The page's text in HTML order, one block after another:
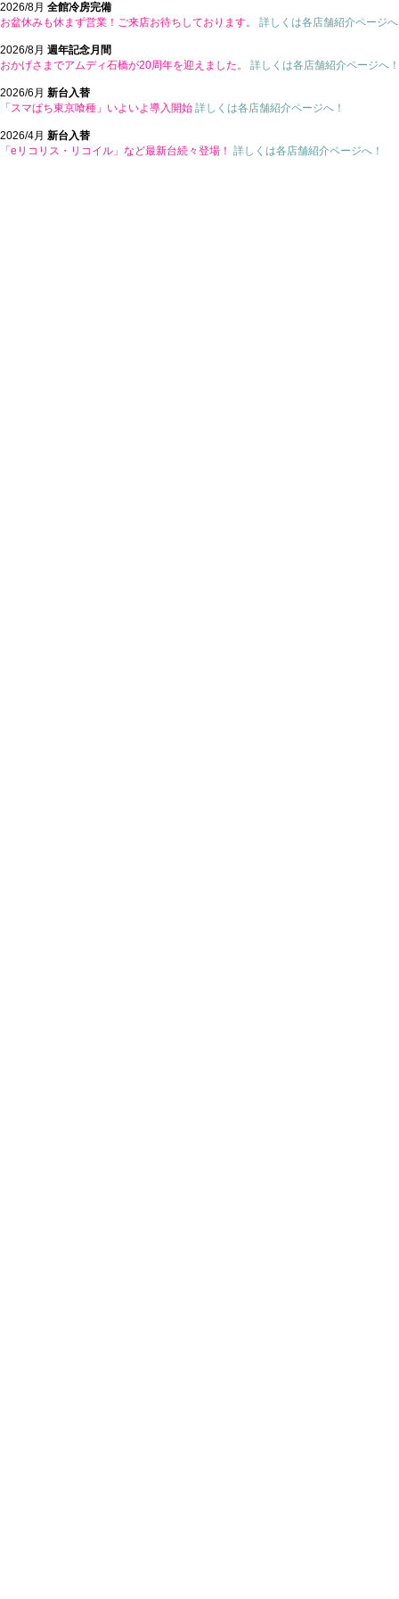
2026/8月 全館冷房完備
お盆休みも休まず営業！ご来店お待ちしております。
詳しくは各店舗紹介ページ
2026/8月 週年記念月間
おかげさまでアムディ石橋が20周年を迎えました。
詳しくは各店舗紹介ページへ！
2026/6月 新台入替
「スマぱち東京喰種」いよいよ導入開始 詳しくは各店舗紹介ページへ！
2026/4月 新台入替
「eリコリス・リコイル」など最新台続々登場！ 詳しくは各店舗紹介ページへ！